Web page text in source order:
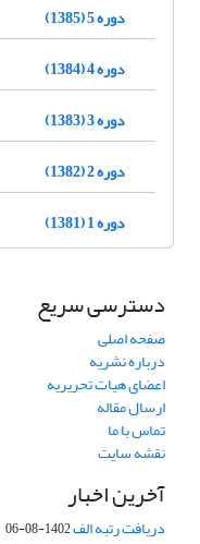
دوره 5 (1385)
دوره 4 (1384)
دوره 3 (1383)
دوره 2 (1382)
دوره 1 (1381)
دسترسی سریع
صفحه اصلی
درباره نشریه
اعضای هیات تحریریه
ارسال مقاله
تماس با ما
نقشه سایت
آخرین اخبار
دریافت رتبه الف1402-08-06